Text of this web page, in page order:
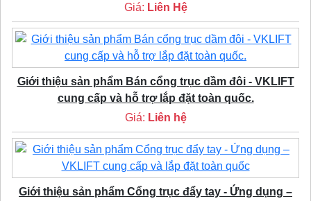
Giá: Liên Hệ
Giới thiệu sản phẩm Bán cổng trục dầm đôi - VKLIFT
cung cấp và hỗ trợ lắp đặt toàn quốc.
Giá: Liên hệ
Giới thiệu sản phẩm Cổng trục đẩy tay - Ứng dụng –